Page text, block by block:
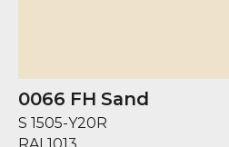
0066 FH Sand
S 1505-Y20R
RAL 1013